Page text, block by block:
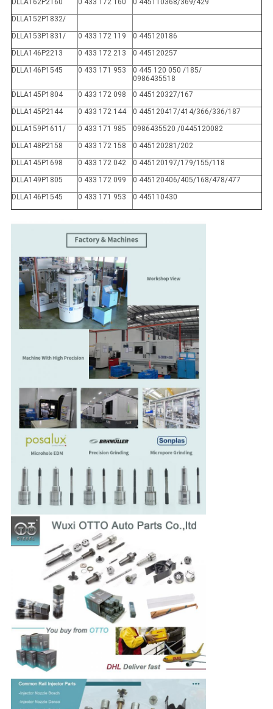
DLLA162P2160 0 433 172 160
0 445110368/369/429
DLLA152P1832/
DLLA153P1831/
0 433 172 119
0 445120186
DLLA146P2213
0 433 172 213
0 445120257
DLLA146P1545
0 433 171 953
0 445 120 050 /185/
0986435518
DLLA145P1804
0 433 172 098
0 445120327/167
DLLA145P2144
0 433 172 144
0 445120417/414/366/336/187
DLLA159P1611/
0 433 171 985
0986435520 /0445120082
DLLA148P2158
0 433 172 158
0 445120281/202
DLLA145P1698
0 433 172 042
0 445120197/179/155/118
DLLA149P1805
0 433 172 099
0 445120406/405/168/478/477
DLLA146P1545
0 433 171 953 0 445110430